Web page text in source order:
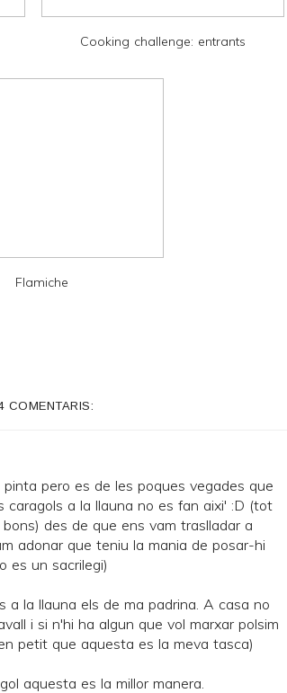
Cooking challenge: entrants
Flamiche
COMENTARIS:
pero es de les poques vegades que
caragols a la llauna no es fan aixi' :D (tot
des de que ens vam traslladar a
adonar que teniu la mania de posar-hi
es un sacrilegi)
a la llauna els de ma padrina. A casa no
i si n'hi ha algun que vol marxar polsim
petit que aquesta es la meva tasca)
aquesta es la millor manera.